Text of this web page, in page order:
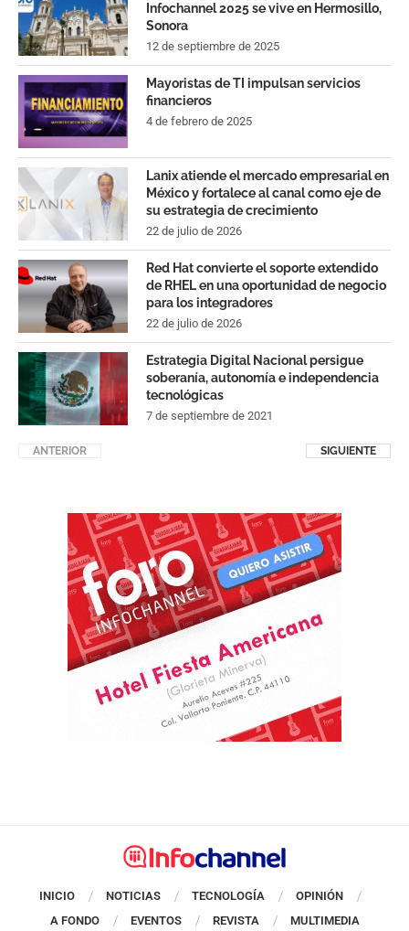
Infochannel 2025 se vive en Hermosillo,
Sonora
12 de septiembre de 2025
Mayoristas de TI impulsan servicios
financieros
4 de febrero de 2025
Lanix atiende el mercado empresarial en
México y fortalece al canal como eje de
su estrategia de crecimiento
22 de julio de 2026
Red Hat convierte el soporte extendido
de RHEL en una oportunidad de negocio
para los integradores
22 de julio de 2026
Estrategia Digital Nacional persigue
soberanía, autonomía e independencia
tecnológicas
7 de septiembre de 2021
ANTERIOR SIGUIENTE
INICIO NOTICIAS TECNOLOGÍA
OPINIÓN
A FONDO
EVENTOS REVISTA MULTIMEDIA